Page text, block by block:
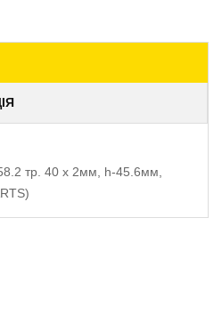
тр. 40 x 2мм, h-45.6мм,